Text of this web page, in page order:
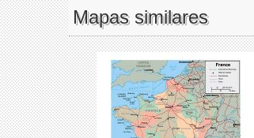
Mapas similares